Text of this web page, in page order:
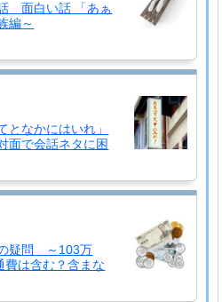
面白い話 「あぁ
編～
となかにはいれ」
で会話ネタに困
の疑問 ～103万
費は含む？含まな